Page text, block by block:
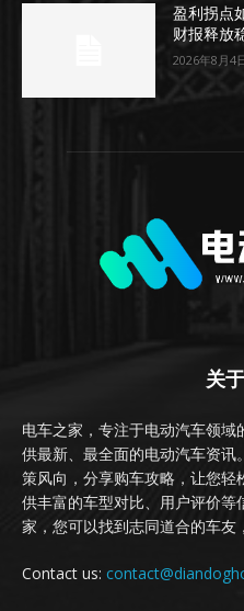
盈利拐点
财报释放
2026年8月4
关
电车之家，专注于电动汽车领
供最新、最全面的电动汽车资
策风向，分享购车攻略，让您
供丰富的车型对比、用户评价等
家，您可以找到志同道合的车友
Contact us: